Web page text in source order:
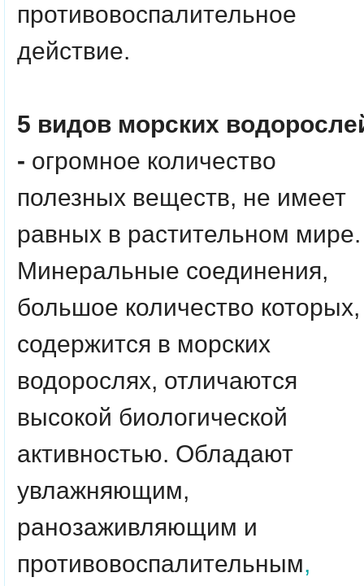
противовоспалительное
действие.
5 видов морских
- огромное количество
полезных веществ, не имеет
равных в растительном мире.
Минеральные соединения,
большое количество которых,
содержится в морских
водорослях, отличаются
высокой биологической
активностью. Обладают
увлажняющим,
ранозаживляющим и
противовоспалительным,